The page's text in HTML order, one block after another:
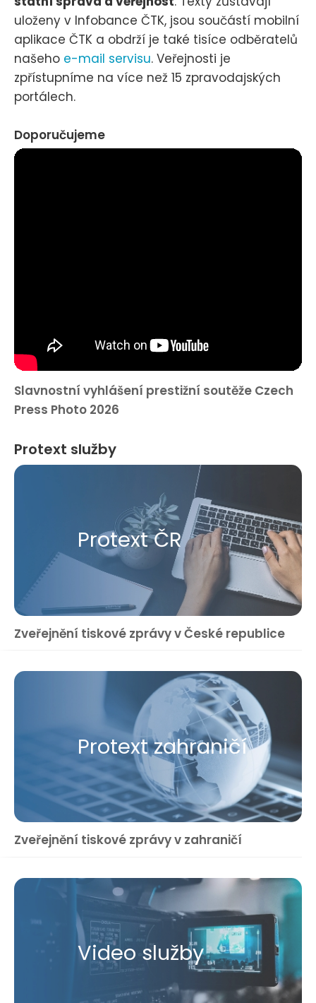
uloženy v Infobance ČTK, jsou součástí mobilní
aplikace ČTK a obdrží je také tisíce odběratelů
našeho e-mail servisu. Veřejnosti je
zpřístupníme na více než 15 zpravodajských
portálech.
Doporučujeme
Slavnostní vyhlášení prestižní soutěže Czech
Press Photo 2026
Protext služby
Protext ČR
Zveřejnění tiskové zprávy v České republice
Protext zahraničí
Zveřejnění tiskové zprávy v zahraničí
Video služby